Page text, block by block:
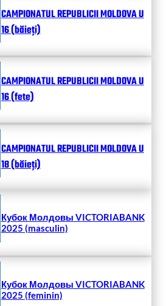
CAMPIONATUL REPUBLICII MOLDOVA U
16 (băieți)
CAMPIONATUL REPUBLICII MOLDOVA U
16 (fete)
CAMPIONATUL REPUBLICII MOLDOVA U
18 (băieți)
Кубок Молдовы VICTORIABANK
2025 (masculin)
Кубок Молдовы VICTORIABANK
2025 (feminin)